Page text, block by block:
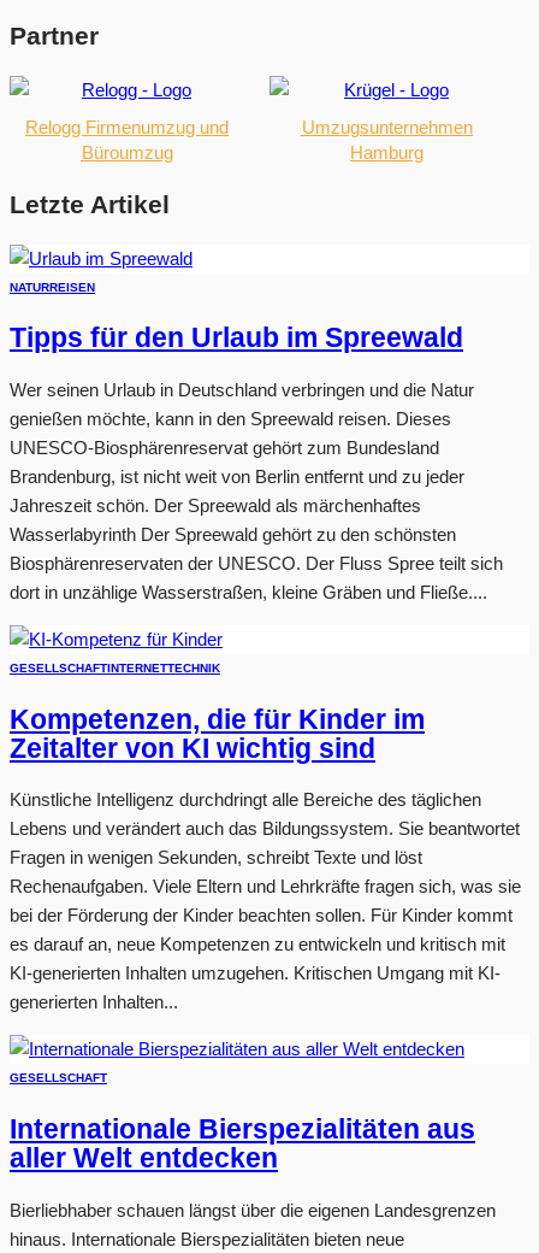
Partner
Relogg Firmenumzug und
Büroumzug
Umzugsunternehmen
Hamburg
Letzte Artikel
NATURREISEN
Tipps für den Urlaub im Spreewald
Wer seinen Urlaub in Deutschland verbringen und die Natur
genießen möchte, kann in den Spreewald reisen. Dieses
UNESCO-Biosphärenreservat gehört zum Bundesland
Brandenburg, ist nicht weit von Berlin entfernt und zu jeder
Jahreszeit schön. Der Spreewald als märchenhaftes
Wasserlabyrinth Der Spreewald gehört zu den schönsten
Biosphärenreservaten der UNESCO. Der Fluss Spree teilt sich
dort in unzählige Wasserstraßen, kleine Gräben und Fließe....
GESELLSCHAFTINTERNETTECHNIK
Kompetenzen, die für Kinder im
Zeitalter von KI wichtig sind
Künstliche Intelligenz durchdringt alle Bereiche des täglichen
Lebens und verändert auch das Bildungssystem. Sie beantwortet
Fragen in wenigen Sekunden, schreibt Texte und löst
Rechenaufgaben. Viele Eltern und Lehrkräfte fragen sich, was sie
bei der Förderung der Kinder beachten sollen. Für Kinder kommt
es darauf an, neue Kompetenzen zu entwickeln und kritisch mit
KI-generierten Inhalten umzugehen. Kritischen Umgang mit KI-
generierten Inhalten...
GESELLSCHAFT
Internationale Bierspezialitäten aus
aller Welt entdecken
Bierliebhaber schauen längst über die eigenen Landesgrenzen
hinaus. Internationale Bierspezialitäten bieten neue